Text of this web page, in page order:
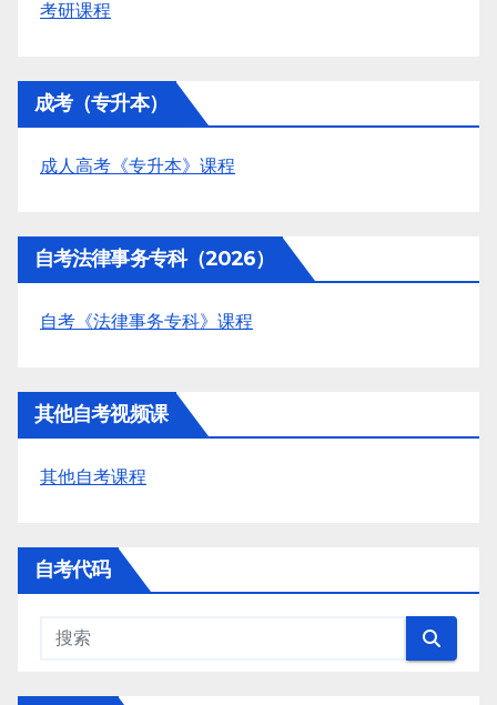
考研课程
成考（专升本）
成人高考《专升本》课程
自考法律事务专科（2026）
自考《法律事务专科》课程
其他自考视频课
其他自考课程
自考代码